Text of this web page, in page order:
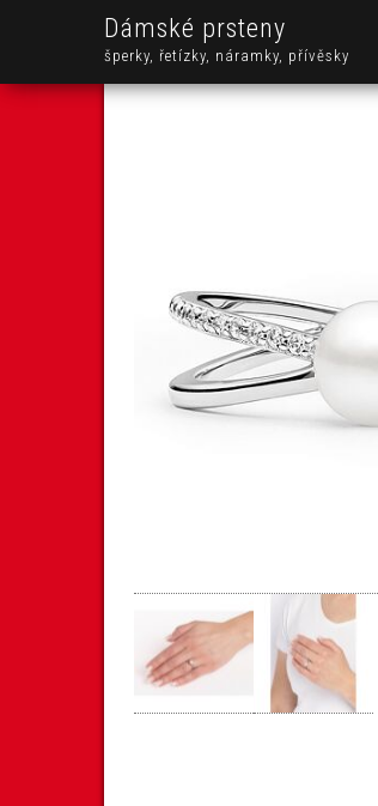
Dámské prsteny
šperky, řetízky, náramky, přívěsky